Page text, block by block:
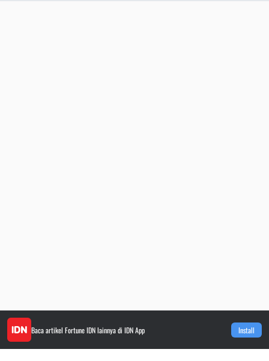
Baca artikel Fortune IDNlainnya di IDN App Install